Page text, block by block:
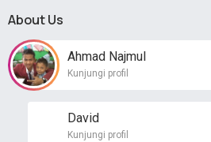
About Us
Ahmad Najmul
Kunjungi profil
David
Kunjungi profil